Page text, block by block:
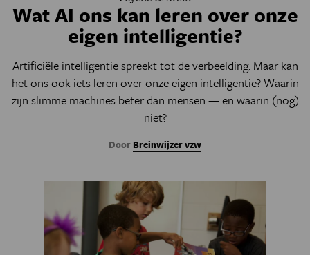
Wat AI ons kan leren over onze
eigen intelligentie?
Artificiële intelligentie spreekt tot de verbeelding. Maar kan
het ons ook iets leren over onze eigen intelligentie? Waarin
zijn slimme machines beter dan mensen — en waarin (nog)
niet?
Door Breinwijzer vzw